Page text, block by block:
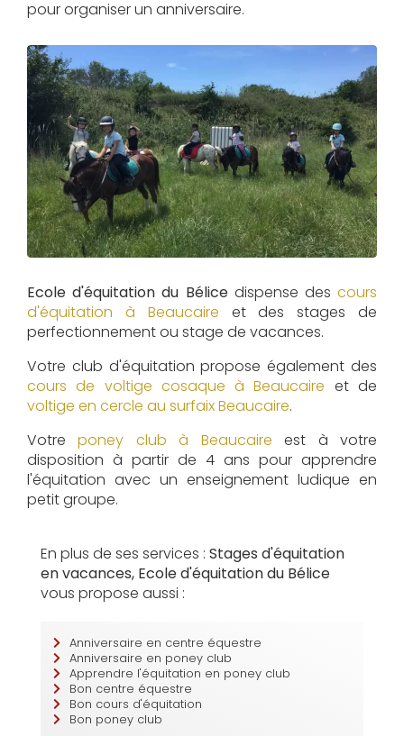
pour organiser un anniversaire.
Ecole d'équitation du Bélicedispense des cours
d'équitation à Beaucaire et des stages de
perfectionnement ou stage de vacances.
Votre club d'équitation propose également des
cours de voltige cosaque àBeaucaire et de
voltige en cercle au surfaixBeaucaire.
Votreponey club à Beaucaire est à votre
disposition à partir de 4 ans pour apprendre
l'équitation avec un enseignement ludique en
petit groupe.
En plus de ses services : Stages d'équitation
en vacances, Ecole d'équitation du Bélice
vous propose aussi :
Anniversaire en centre équestre
Anniversaire en poney club
Apprendre l'équitation en poney club
Bon centre équestre
Bon cours d'équitation
Bon poney club